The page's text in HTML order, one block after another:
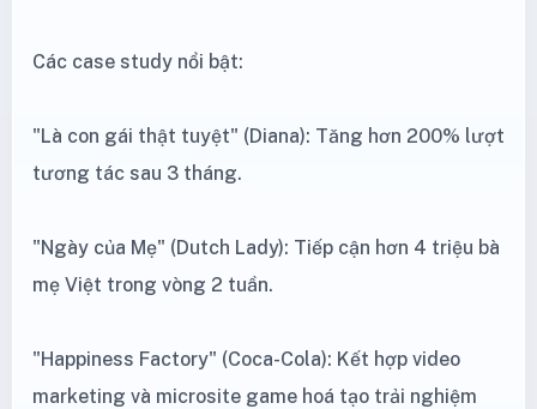
Các case study nổi bật:
"Là con gái thật tuyệt" (Diana): Tăng hơn 200% lượt
tương tác sau 3 tháng.
"Ngày của Mẹ" (Dutch Lady): Tiếp cận hơn 4 triệu bà
mẹ Việt trong vòng 2 tuần.
"Happiness Factory" (Coca-Cola): Kết hợp video
marketing và microsite game hoá tạo trải nghiệm